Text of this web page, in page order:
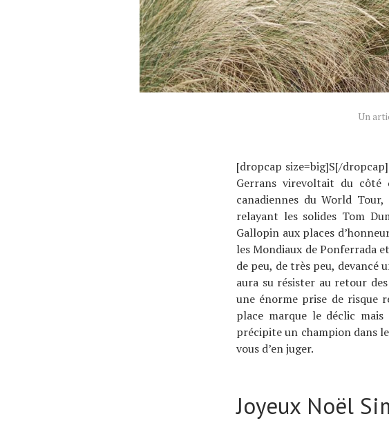
Un
[dropcap size=big]S[/
Gerrans virevoltait du
canadiennes du World
relayant les solides Tom
Gallopin aux places
les Mondiaux de Ponferrada
de peu, de très peu, devancé
aura su résister au retour
une énorme prise de risque
place marque le déclic
précipite un champion dans
vous d’en juger.
Joyeux Noël